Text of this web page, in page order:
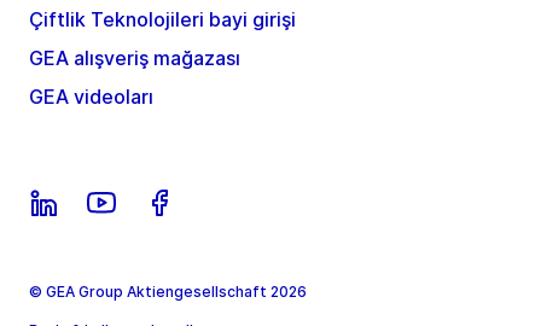
Çiftlik Teknolojileri bayi girişi
GEA alışveriş mağazası
GEA videoları
© GEA Group Aktiengesellschaft 2026